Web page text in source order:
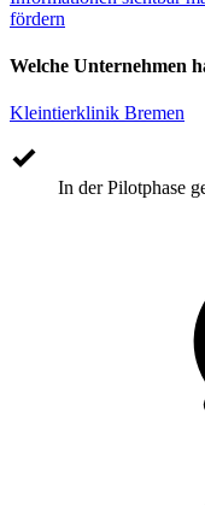
fördern
Welche Unternehmen
Kleintierklinik Bremen
In der Pilotphase